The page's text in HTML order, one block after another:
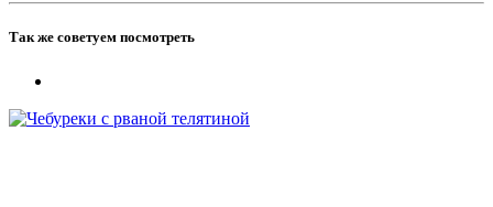
Так же советуем посмотреть